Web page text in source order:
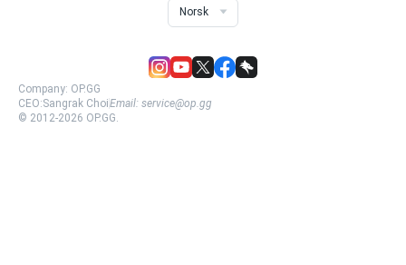
Norsk
Company: OP.GG
CEO:Sangrak ChoiEmail: service@op.gg
© 2012-2026 OP.GG.